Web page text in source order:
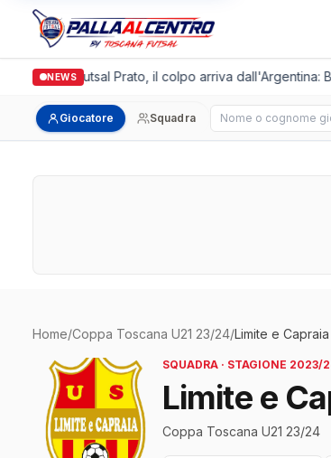
NEWS
Italgronda Futsal Prato, il colpo arriva dall'Argentina:
Giocatore Squadra Cerca giocatore
Home/Coppa Toscana U21 23/24/Limite e Capraia
SQUADRA · STAGIONE 2023/
Limite e
Coppa Toscana U21 23/24